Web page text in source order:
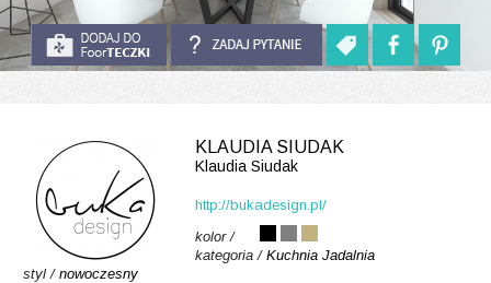
KLAUDIA SIUDAK
Klaudia Siudak
http://bukadesign.pl/
kolor /
kategoria / Kuchnia Jadalnia
styl / nowoczesny